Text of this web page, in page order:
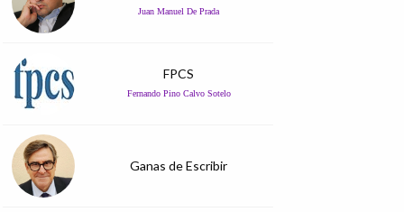
Juan Manuel De Prada
FPCS
Fernando Pino Calvo Sotelo
Ganas de Escribir